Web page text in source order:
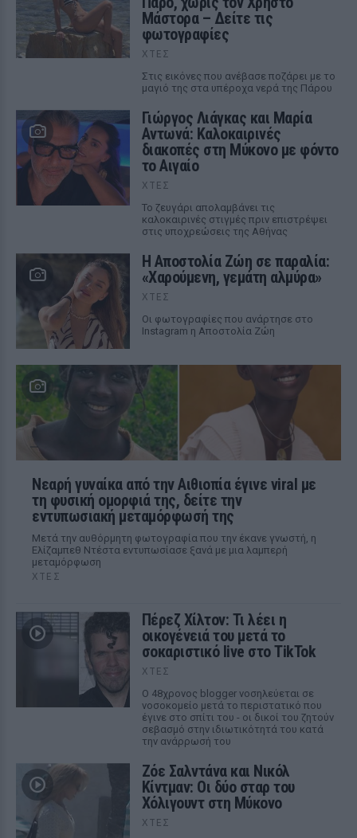
Μάστορα – Δείτε τις
φωτογραφίες
ΧΤΕΣ
Στις εικόνες που ανέβασε ποζάρει με το
μαγιό της στα υπέροχα νερά της Πάρου
Γιώργος Λιάγκας και Μαρία
Αντωνά: Καλοκαιρινές
διακοπές στη Μύκονο με φόντο
το Αιγαίο
ΧΤΕΣ
Το ζευγάρι απολαμβάνει τις
καλοκαιρινές στιγμές πριν επιστρέψει
στις υποχρεώσεις της Αθήνας
Η Αποστολία Ζώη σε παραλία:
«Χαρούμενη, γεμάτη αλμύρα»
ΧΤΕΣ
Οι φωτογραφίες που ανάρτησε στο
Instagram η Αποστολία Ζώη
Νεαρή γυναίκα από την Αιθιοπία έγινε viral με
τη φυσική ομορφιά της, δείτε την
εντυπωσιακή μεταμόρφωσή της
Μετά την αυθόρμητη φωτογραφία που την έκανε γνωστή, η
Ελίζαμπεθ Ντέστα εντυπωσίασε ξανά με μια λαμπερή
μεταμόρφωση
ΧΤΕΣ
Πέρεζ Χίλτον: Τι λέει η
οικογένειά του μετά το
σοκαριστικό live στο TikTok
ΧΤΕΣ
Ο 48χρονος blogger νοσηλεύεται σε
νοσοκομείο μετά το περιστατικό που
έγινε στο σπίτι του - οι δικοί του ζητούν
σεβασμό στην ιδιωτικότητά του κατά
την ανάρρωσή του
Ζόε Σαλντάνα και Νικόλ
Κίντμαν: Οι δύο σταρ του
Χόλιγουντ στη Μύκονο
ΧΤΕΣ